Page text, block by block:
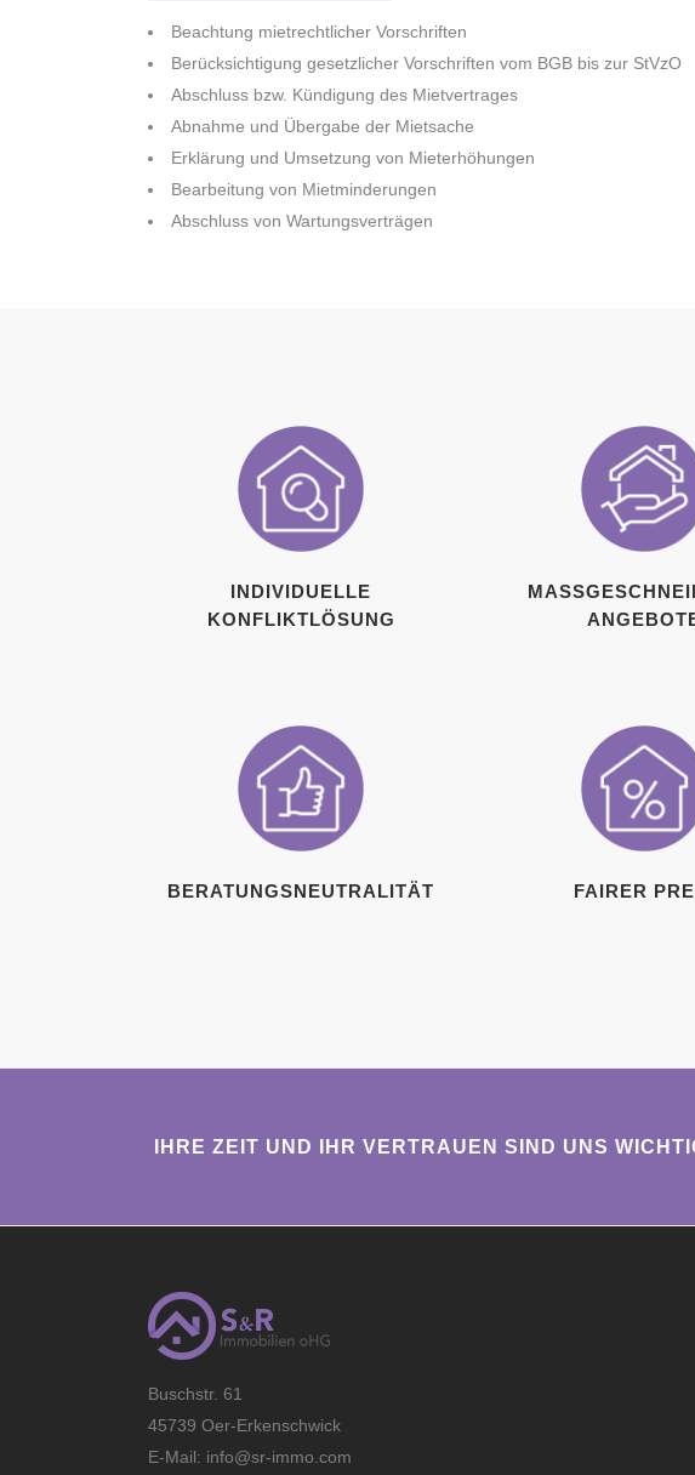
Beachtung mietrechtlicher Vorschriften
Berücksichtigung gesetzlicher Vorschriften vom BGB bis zur StVzO
Abschluss bzw. Kündigung des Mietvertrages
Abnahme und Übergabe der Mietsache
Erklärung und Umsetzung von Mieterhöhungen
Bearbeitung von Mietminderungen
Abschluss von Wartungsverträgen
INDIVIDUELLE
KONFLIKTLÖSUNG
NGEBOTE
BERATUNGSNEUTRALITÄT FAIRER
IHRE ZEIT UND IHR VERTRAUEN SIND UNS
Buschstr. 61
45739 Oer-Erkenschwick
E-Mail: info@sr-immo.com